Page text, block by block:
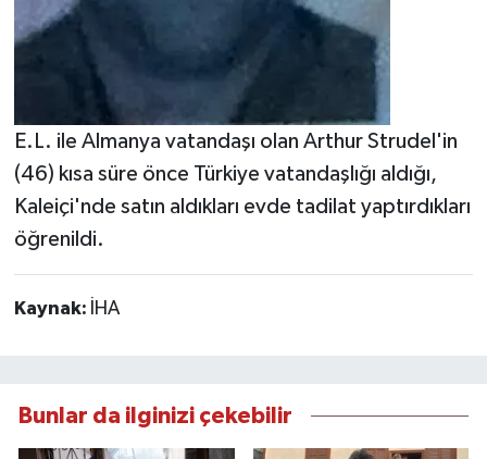
E.L. ile Almanya vatandaşı olan Arthur Strudel'in
(46) kısa süre önce Türkiye vatandaşlığı aldığı,
Kaleiçi'nde satın aldıkları evde tadilat yaptırdıkları
öğrenildi.
Kaynak: İHA
Bunlar da ilginizi çekebilir